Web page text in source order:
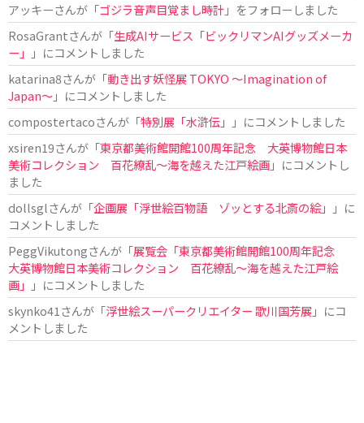
アッキーさんが「ゴジラ音声目覚まし時計」をフォローしました
RosaGrantさんが「生成AIサービス「ビックリマンAIグッズメーカ
ー」
」にコメントしました
katarina8さんが「動き出す妖怪展 TOKYO 〜Imagination of
Japan〜」にコメントしました
compostertacoさんが「特別展「水滸伝」
」にコメントしました
xsiren19さんが「東京都美術館開館100周年記念 大英博物館日本
美術コレクション 百花繚乱～海を越えた江戸絵画」にコメントし
ました
dollsglさんが「企画展「浮世絵百物語 ゾッとする北斎の絵」
」に
コメントしました
PeggVikutongさんが「展覧会「東京都美術館開館100周年記念
大英博物館日本美術コレクション 百花繚乱〜海を越えた江戸絵
画」
」にコメントしました
skynko41さんが「浮世絵スーパークリエイター 歌川国芳展 」にコ
メントしました